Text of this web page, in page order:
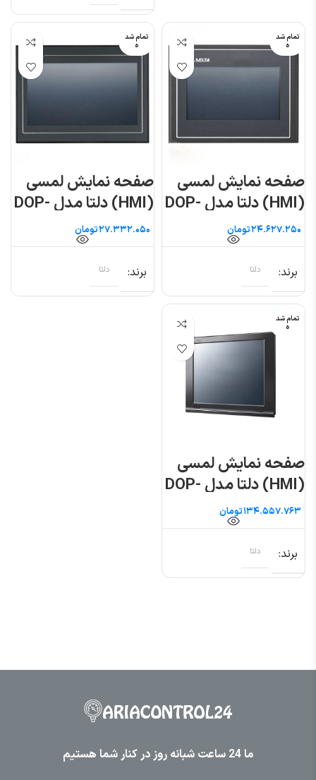
تمام شد
ه
صفحه نمایش لمسی
(HMI) دلتا مدل DOP-
107WV تومان
برند دلتا
تمام شد
ه
صفحه نمایش لمسی
(HMI) دلتا مدل DOP-
110CS تومان
برند دلتا
تمام شد
ه
صفحه نمایش لمسی
(HMI) دلتا مدل DOP-
W157B
تومان
برند دلتا
ما 24 ساعت شبانه روز در کنار شما هستیم